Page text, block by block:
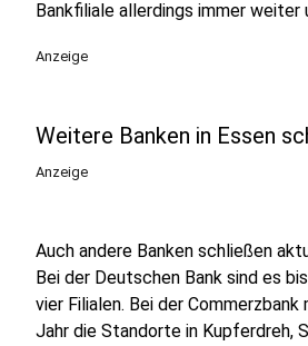
Bankfiliale allerdings immer weiter
Anzeige
Weitere Banken in Essen
Anzeige
Auch andere Banken schließen
Bei der Deutschen Bank sind es
vier Filialen. Bei der Commerzbank
Jahr die Standorte in Kupferdreh,